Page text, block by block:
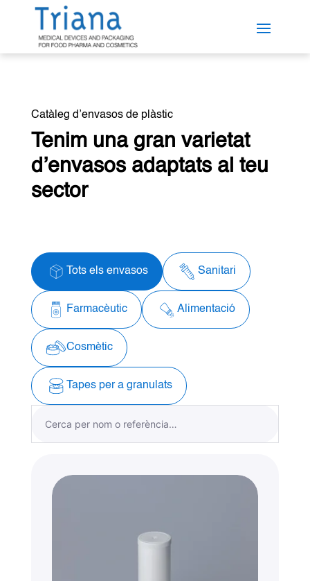
Catàleg d’envasos de plàstic
Tenim una gran varietat
d’envasos adaptats al teu
sector
Tots els envasos Sanitari
Farmacèutic Alimentació
Cosmètic
Tapes per a granulats